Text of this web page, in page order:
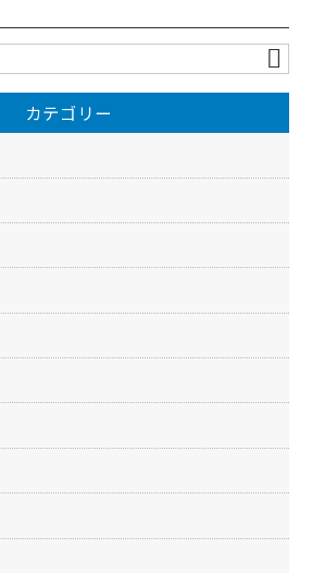
カテゴリー